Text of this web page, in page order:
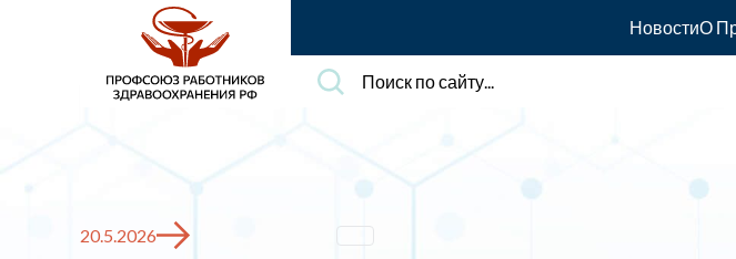
НовостиО
Поиск
по
20.5.2026